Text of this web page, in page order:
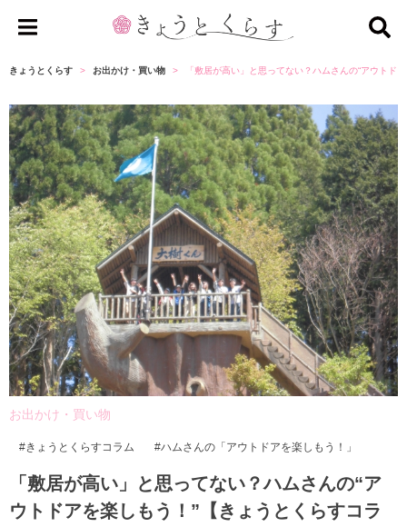
ょ
と
く
ら
す
きょうとくらす お出かけ・買い物 「敷居が高い」と思ってない？ハムさんの“アウトド
お出かけ・買い物
きょうとくらすコラム ハムさんの「アウトドアを楽しもう！」
「敷居が高い」と思ってない？ハムさんの“ア
ウトドアを楽しもう！”【きょうとくらすコラ